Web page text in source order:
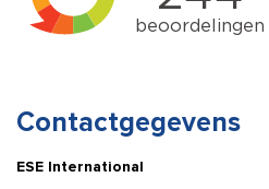
Contactgegevens
ESE International